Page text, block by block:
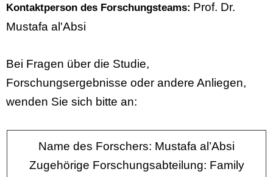
Kontaktperson des Forschungsteams: Prof. Dr.
Mustafa al'Absi
Bei Fragen über die Studie,
Forschungsergebnisse oder andere Anliegen,
wenden Sie sich bitte an:
Name des Forschers: Mustafa al’Absi
Zugehörige Forschungsabteilung: Family